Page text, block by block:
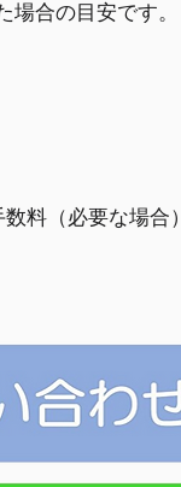
合の目安です。
料（必要な場合）